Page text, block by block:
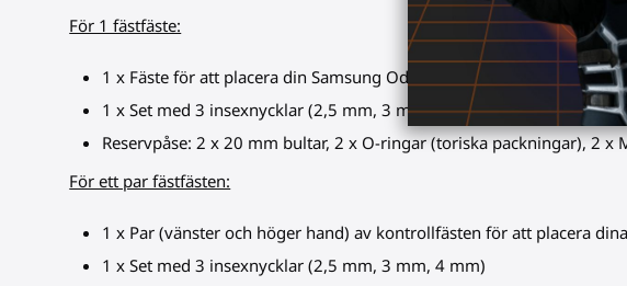
För 1 fästfäste:
1 x Fäste för att placera din Samsung Odyssey-kontroll i, med ett
1 x Set med 3 insexnycklar (2,5 mm, 3 mm, 4 mm)
Reservpåse: 2 x 20 mm bultar, 2 x O-ringar (toriska packningar), 2
För ett par fästfästen:
1 x Par (vänster och höger hand) av kontrollfästen för att placera
1 x Set med 3 insexnycklar (2,5 mm, 3 mm, 4 mm)